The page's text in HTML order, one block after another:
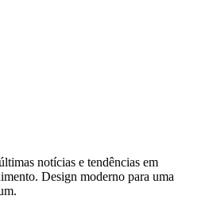
notícias e tendências em
Design moderno para uma